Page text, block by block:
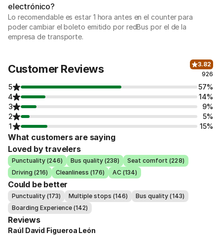
electrónico?
Lo recomendable es estar 1 hora antes en el counter para
poder cambiar el boleto emitido por redBus por el de la
empresa de transporte.
Customer Reviews
3.82
926
5
57%
4
14%
3
9%
2
5%
1
15%
What customers are saying
Loved by travelers
Punctuality (246) Bus quality (238)
Seat comfort (228)
Driving (216)
Cleanliness (176) AC (134)
Could be better
Punctuality (173) Multiple stops (146)
Bus quality (143)
Boarding Experience (142)
Reviews
Raúl David Figueroa León